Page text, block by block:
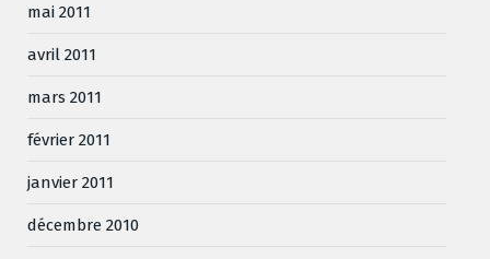
mai 2011
avril 2011
mars 2011
février 2011
janvier 2011
décembre 2010